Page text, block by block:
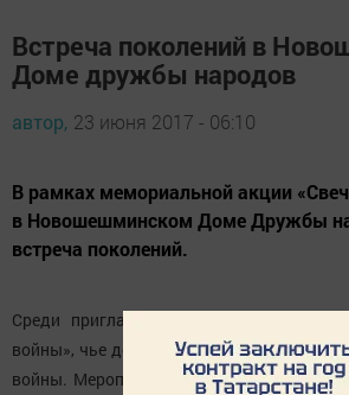
Встреча поколений в
Доме дружбы народов
автор, 23 июня 2017 - 06:10
В рамках мемориальной акции
в Новошешминском Доме Дружбы
встреча поколений.
Среди приглашённых гостей были
войны», чье детство пришлось на годы
войны. Мероприятие прошло в теплой